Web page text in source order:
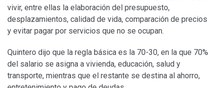
vivir, entre ellas la elaboración del presupuesto,
desplazamientos, calidad de vida, comparación de precios
y evitar pagar por servicios que no se ocupan.
Quintero dijo que la regla básica es la 70-30, en la que 70%
del salario se asigna a vivienda, educación, salud y
transporte, mientras que el restante se destina al ahorro,